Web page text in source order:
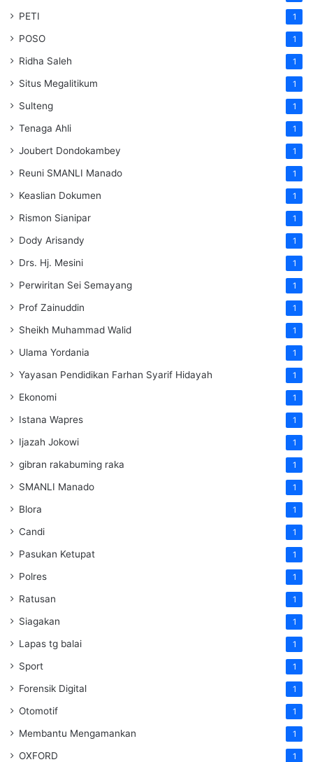
PETI 1
POSO 1
Ridha Saleh 1
Situs Megalitikum 1
Sulteng 1
Tenaga Ahli 1
Joubert Dondokambey 1
Reuni SMANLI Manado 1
Keaslian Dokumen 1
Rismon Sianipar 1
Dody Arisandy 1
Drs. Hj. Mesini 1
Perwiritan Sei Semayang 1
Prof Zainuddin 1
Sheikh Muhammad Walid 1
Ulama Yordania 1
Yayasan Pendidikan Farhan Syarif Hidayah 1
Ekonomi 1
Istana Wapres 1
Ijazah Jokowi 1
gibran rakabuming raka 1
SMANLI Manado 1
Blora 1
Candi 1
Pasukan Ketupat 1
Polres 1
Ratusan 1
Siagakan 1
Lapas tg balai 1
Sport 1
Forensik Digital 1
Otomotif 1
Membantu Mengamankan 1
OXFORD 1